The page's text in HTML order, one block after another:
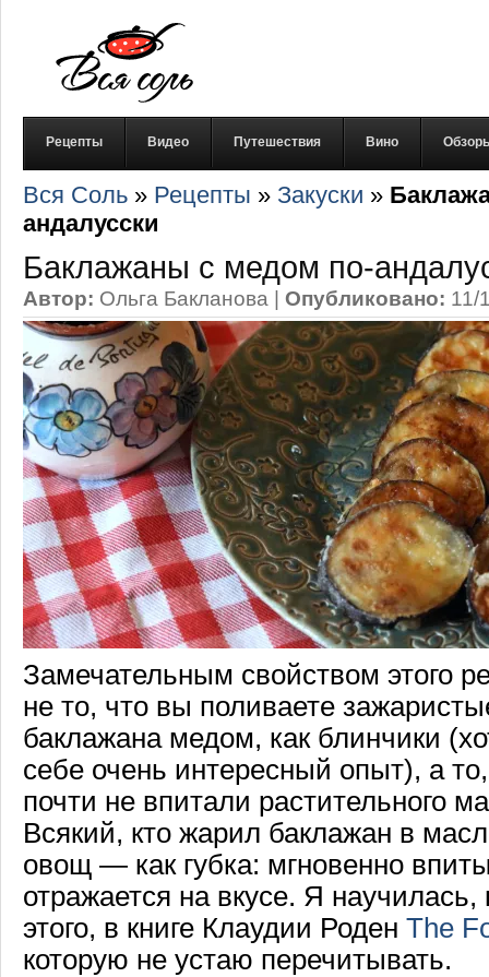
Рецепты Видео Путешествия Вино
Вся Соль » Рецепты » Закуски »
андалусски
Баклажаны с медом по-
Автор: Ольга Бакланова | Опубликовано: 11/
Замечательным свойством этого
не то, что вы поливаете
баклажана медом, как блинчики
себе очень интересный опыт), а
почти не впитали растительного
Всякий, кто жарил баклажан в
овощ — как губка: мгновенно
отражается на вкусе. Я научилась,
этого, в книге Клаудии Роден The
которую не устаю перечитывать.